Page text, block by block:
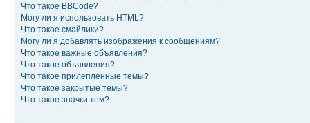
Что такое BBCode?
Могу ли я использовать HTML?
Что такое смайлики?
Могу ли я добавлять изображения к сообщениям?
Что такое важные объявления?
Что такое объявления?
Что такое прилепленные темы?
Что такое закрытые темы?
Что такое значки тем?